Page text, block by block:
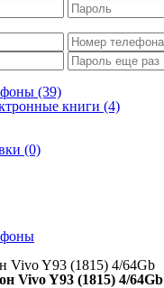
(39)
книги (4)
(0)
Vivo Y93 (1815) 4/64Gb
Vivo Y93 (1815) 4/64Gb